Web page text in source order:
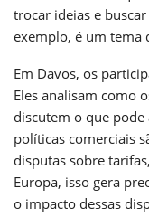
trocar ideias e
exemplo, é um tema
Em Davos, os
Eles analisam como
discutem o que
políticas comerciais
disputas sobre
Europa, isso gera
o impacto dessas